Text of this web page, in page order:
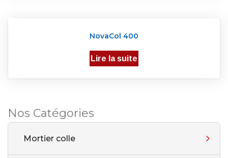
Nos Catégories
Mortier colle
NovaCol 400
Lire la suite